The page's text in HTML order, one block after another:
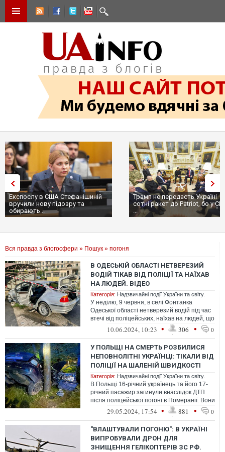
Експослу в США Стефанішиній
вручили нову підозру та
обирають...
Трамп не передасть Україні
сотні ракет до Patriot, бо у
...
Вся правда з блогосфери » Пошук » погоня
В ОДЕСЬКІЙ ОБЛАСТІ НЕТВЕРЕЗИЙ
ВОДІЙ ТІКАВ ВІД ПОЛІЦІЇ ТА НАЇХАВ
НА ЛЮДЕЙ. ВІДЕО
Категорія: Надзвичайні події України та світу.
У неділю, 9 червня, в селі Фонтанка
Одеської області нетверезий водій під час
втечі від поліцейських, наїхав на людей, що
переходили дорогу на пішохід...
10.06.2024, 10:23 • 306 • 0
У ПОЛЬЩІ НА СМЕРТЬ РОЗБИЛИСЯ
НЕПОВНОЛІТНІ УКРАЇНЦІ: ТІКАЛИ ВІД
ПОЛІЦІЇ НА ШАЛЕНІЙ ШВИДКОСТІ
Категорія: Надзвичайні події України та світу.
В Польщі 16-річний українець та його 17-
річний пасажир загинули внаслідок ДТП
після поліцейської погоні в Померанії. Вони
втікали від правоохоронців, ...
29.05.2024, 17:54 • 881 • 0
"ВЛАШТУВАЛИ ПОГОНЮ": В УКРАЇНІ
ВИПРОБУВАЛИ ДРОН ДЛЯ
ЗНИЩЕННЯ ГЕЛІКОПТЕРІВ ЗС РФ.